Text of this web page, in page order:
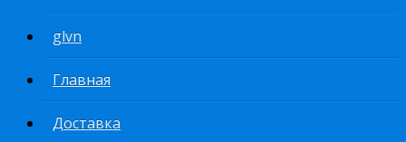
glvn
Главная
Доставка